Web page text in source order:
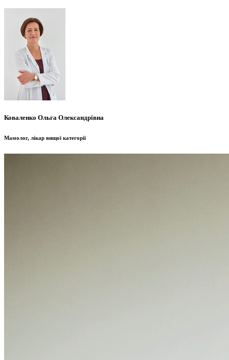
Коваленко Ольга Олександрівна
Мамолог, лікар вищої категорії